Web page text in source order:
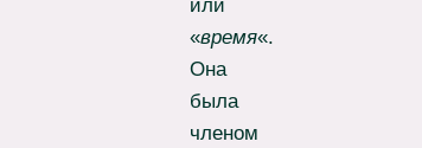
или
«время«.
Она
была
членом